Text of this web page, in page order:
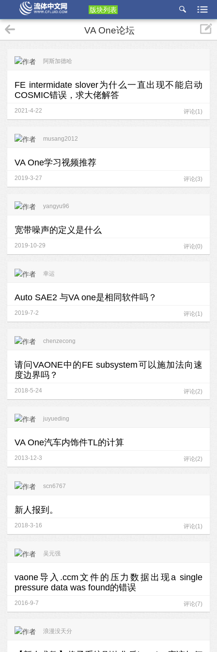
版块列表
etu
p
VA One论坛
阿斯加德哈
FE intermidate slover为什么一直出现不能启动
COSMIC错误，求大佬解答
2021-4-22 评论(1)
musang2012
VA One学习视频推荐
2019-3-27 评论(3)
yangyu96
宽带噪声的定义是什么
2019-10-29 评论(0)
幸运
Auto SAE2 与VA one是相同软件吗？
2019-7-2 评论(1)
chenzecong
请问VAONE中的FE subsystem可以施加法向速
度边界吗？
2018-5-24 评论(2)
juyueding
VA One汽车内饰件TL的计算
2013-12-3 评论(2)
scn6767
新人报到。
2018-3-16 评论(1)
吴元强
vaone导入.ccm文件的压力数据出现a single
pressure data was found的错误
2016-9-7 评论(7)
浪漫没天分